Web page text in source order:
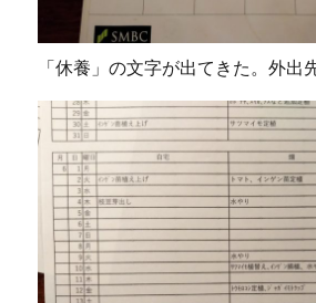
「休養」の文字が出てきた。外出